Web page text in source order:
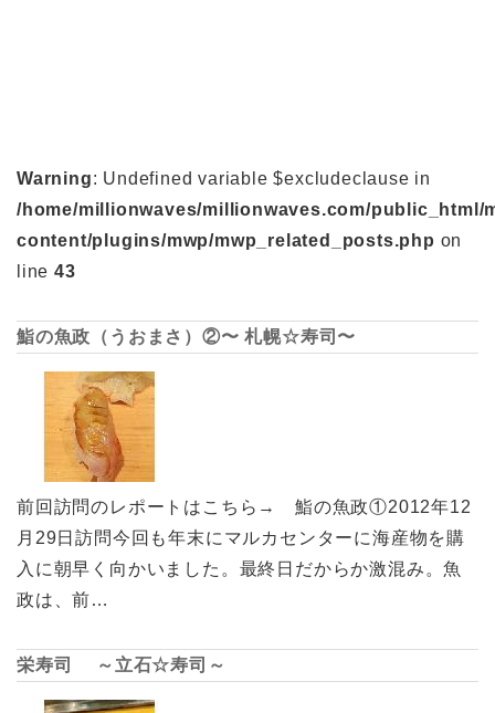
Warning: Undefined variable $excludeclause in
/home/millionwaves/millionwaves.com/public_html/
content/plugins/mwp/mwp_related_posts.php on
line 43
鮨の魚政（うおまさ）②〜 札幌☆寿司〜
前回訪問のレポートはこちら→ 鮨の魚政①2012年12
月29日訪問今回も年末にマルカセンターに海産物を購
入に朝早く向かいました。最終日だからか激混み。魚
政は、前…
栄寿司 ～立石☆寿司～